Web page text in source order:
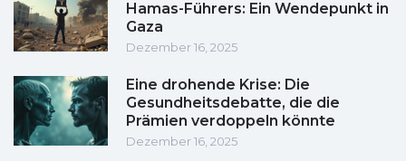
Hamas-Führers: Ein Wendepunkt in
Gaza
Dezember 16, 2025
Eine drohende Krise: Die
Gesundheitsdebatte, die die
Prämien verdoppeln könnte
Dezember 16, 2025